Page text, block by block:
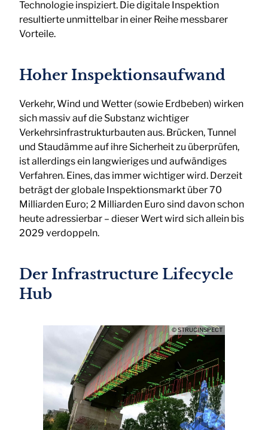
Technologie inspiziert. Die digitale Inspektion
resultierte unmittelbar in einer Reihe messbarer
Vorteile.
Hoher Inspektionsaufwand
Verkehr, Wind und Wetter (sowie Erdbeben) wirken
sich massiv auf die Substanz wichtiger
Verkehrsinfrastrukturbauten aus. Brücken, Tunnel
und Staudämme auf ihre Sicherheit zu überprüfen,
ist allerdings ein langwieriges und aufwändiges
Verfahren. Eines, das immer wichtiger wird. Derzeit
beträgt der globale Inspektionsmarkt über 70
Milliarden Euro; 2 Milliarden Euro sind davon schon
heute adressierbar – dieser Wert wird sich allein bis
2029 verdoppeln.
Der Infrastructure Lifecycle
Hub
© STRUCINSPECT